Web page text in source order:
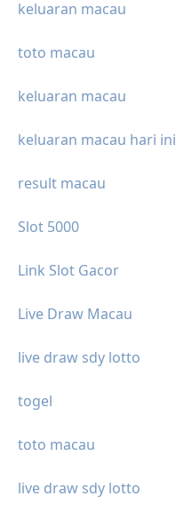
keluaran macau
toto macau
keluaran macau
keluaran macau hari ini
result macau
Slot 5000
Link Slot Gacor
Live Draw Macau
live draw sdy lotto
togel
toto macau
live draw sdy lotto